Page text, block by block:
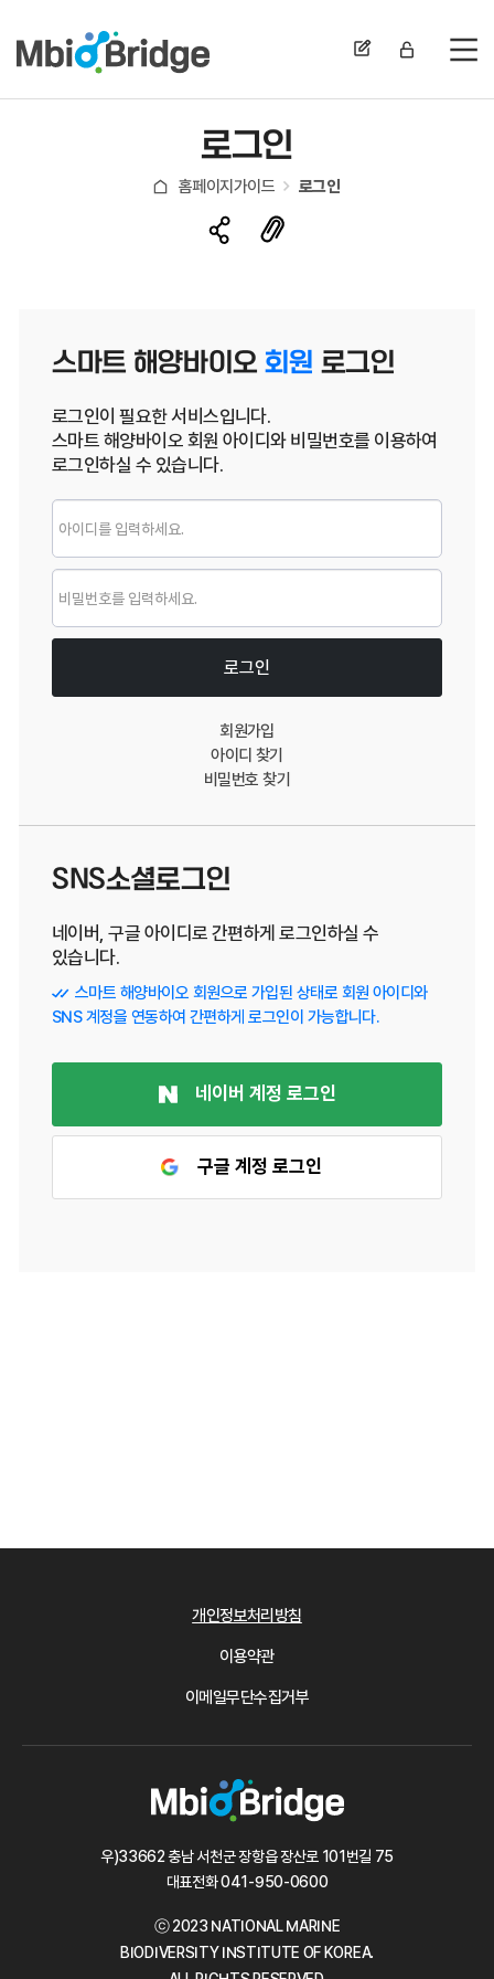
전
로그인
홈페이지가이드 로그인
스마트 해양바이오 회원 로그인
로그인이 필요한 서비스입니다.
스마트 해양바이오 회원 아이디와 비밀번호를 이용하여
로그인하실 수 있습니다.
로그인
로그인
회원가입
아이디 찾기
비밀번호 찾기
SNS소셜로그인
네이버, 구글 아이디로 간편하게 로그인하실 수
있습니다.
스마트 해양바이오 회원으로 가입된 상태로 회원 아이디와
SNS 계정을 연동하여 간편하게 로그인이 가능합니다.
네이버 계정 로그인
구글 계정 로그인
개인정보처리방침
이용약관
이메일무단수집거부
우)33662 충남 서천군 장항읍 장산로 101번길 75
대표전화041-950-0600
ⓒ 2023 NATIONAL MARINE
BIODIVERSITY INSTITUTE OF KOREA.